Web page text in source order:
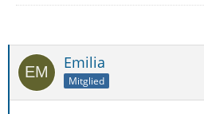
Emilia
Mitglied